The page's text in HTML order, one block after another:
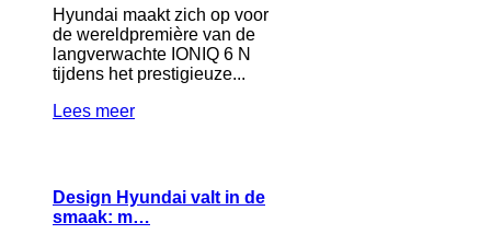
Hyundai maakt zich op voor
de wereldpremière van de
langverwachte IONIQ 6 N
tijdens het prestigieuze...
Lees meer
Design Hyundai valt in de
smaak: m…